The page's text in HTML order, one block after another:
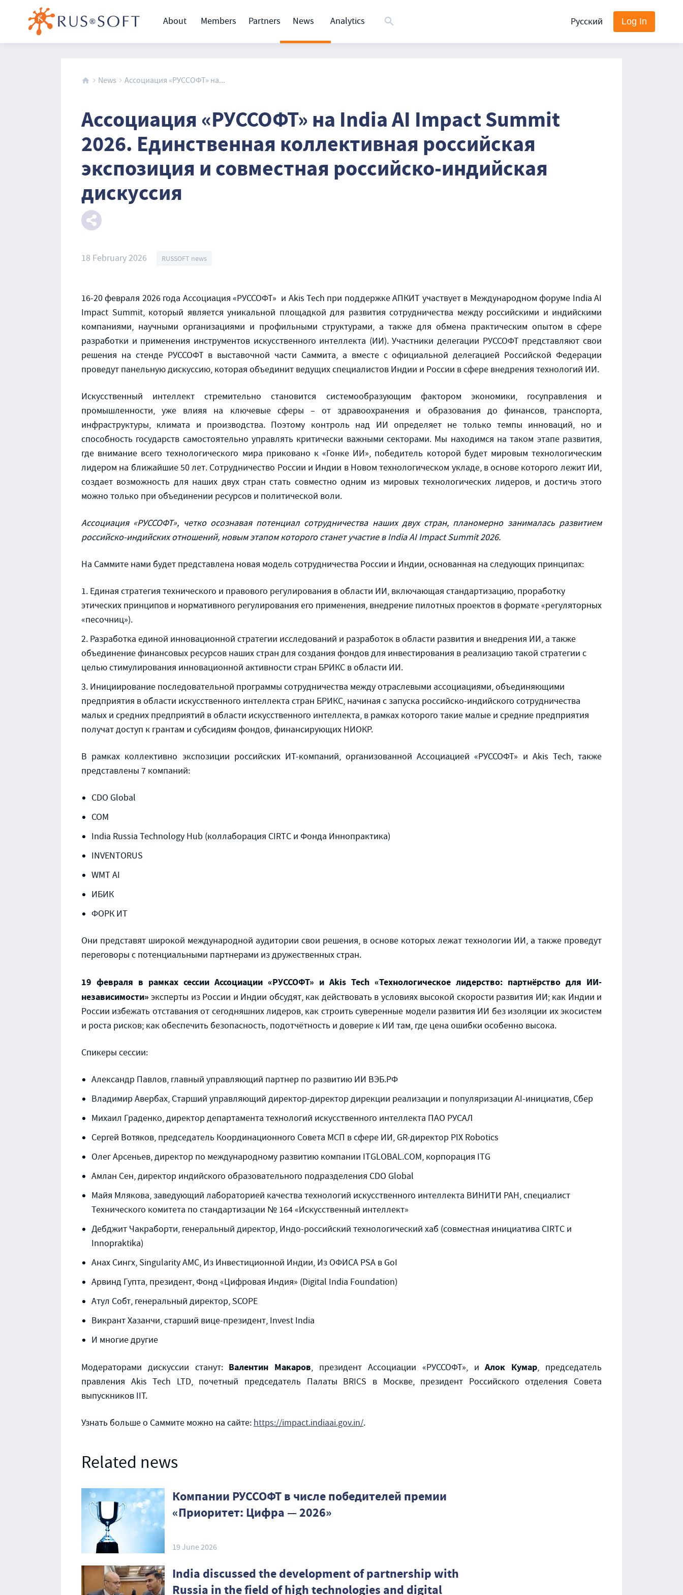
About Members Partners News Analytics Русский Log In
News Ассоциация «РУССОФТ» на...
Ассоциация «РУССОФТ» на India AI Impact Summit
2026. Единственная коллективная российская
экспозиция и совместная российско-индийская
дискуссия
18 February 2026 RUSSOFT news
16-20 февраля 2026 года Ассоциация «РУССОФТ» и Akis Tech при поддержке АПКИТ участвует в Международном форуме India AI
Impact Summit, который является уникальной площадкой для развития сотрудничества между российскими и индийскими
компаниями, научными организациями и профильными структурами, а также для обмена практическим опытом в сфере
разработки и применения инструментов искусственного интеллекта (ИИ). Участники делегации РУССОФТ представляют свои
решения на стенде РУССОФТ в выставочной части Саммита, а вместе с официальной делегацией Российской Федерации
проведут панельную дискуссию, которая объединит ведущих специалистов Индии и России в сфере внедрения технологий ИИ.
Искусственный интеллект стремительно становится системообразующим фактором экономики, госуправления и
промышленности, уже влияя на ключевые сферы – от здравоохранения и образования до финансов, транспорта,
инфраструктуры, климата и производства. Поэтому контроль над ИИ определяет не только темпы инноваций, но и
способность государств самостоятельно управлять критически важными секторами. Мы находимся на таком этапе развития,
где внимание всего технологического мира приковано к «Гонке ИИ», победитель которой будет мировым технологическим
лидером на ближайшие 50 лет. Сотрудничество России и Индии в Новом технологическом укладе, в основе которого лежит ИИ,
создает возможность для наших двух стран стать совместно одним из мировых технологических лидеров, и достичь этого
можно только при объединении ресурсов и политической воли.
Ассоциация «РУССОФТ», четко осознавая потенциал сотрудничества наших двух стран, планомерно занималась развитием
российско-индийских отношений, новым этапом которого станет участие в India AI Impact Summit 2026.
На Саммите нами будет представлена новая модель сотрудничества России и Индии, основанная на следующих принципах:
Единая стратегия технического и правового регулирования в области ИИ, включающая стандартизацию, проработку
этических принципов и нормативного регулирования его применения, внедрение пилотных проектов в формате «регуляторных
«песочниц»).
Разработка единой инновационной стратегии исследований и разработок в области развития и внедрения ИИ, а также
объединение финансовых ресурсов наших стран для создания фондов для инвестирования в реализацию такой стратегии с
целью стимулирования инновационной активности стран БРИКС в области ИИ.
Инициирование последовательной программы сотрудничества между отраслевыми ассоциациями, объединяющими
предприятия в области искусственного интеллекта стран БРИКС, начиная с запуска российско-индийского сотрудничества
малых и средних предприятий в области искусственного интеллекта, в рамках которого такие малые и средние предприятия
получат доступ к грантам и субсидиям фондов, финансирующих НИОКР.
В рамках коллективно экспозиции российских ИТ-компаний, организованной Ассоциацией «РУССОФТ» и Akis Tech, также
представлены 7 компаний:
CDO Global
COM
India Russia Technology Hub (коллаборация CIRTC и Фонда Иннопрактика)
INVENTORUS
WMT AI
ИБИК
ФОРК ИТ
Они представят широкой международной аудитории свои решения, в основе которых лежат технологии ИИ, а также проведут
переговоры с потенциальными партнерами из дружественных стран.
19 февраля в рамках сессии Ассоциации «РУССОФТ» и Akis Tech «Технологическое лидерство: партнёрство для ИИ-
независимости»эксперты из России и Индии обсудят, как действовать в условиях высокой скорости развития ИИ; как Индии и
России избежать отставания от сегодняшних лидеров, как строить суверенные модели развития ИИ без изоляции их экосистем
и роста рисков; как обеспечить безопасность, подотчётность и доверие к ИИ там, где цена ошибки особенно высока.
Спикеры сессии:
Александр Павлов, главный управляющий партнер по развитию ИИ ВЭБ.РФ
Владимир Авербах, Старший управляющий директор-директор дирекции реализации и популяризации AI-инициатив, Сбер
Михаил Граденко, директор департамента технологий искусственного интеллекта ПАО РУСАЛ
Сергей Вотяков, председатель Координационного Совета МСП в сфере ИИ, GR-директор PIX Robotics
Олег Арсеньев, директор по международному развитию компании ITGLOBAL.СOM, корпорация ITG
Амлан Сен, директор индийского образовательного подразделения CDO Global
Майя Млякова, заведующий лабораторией качества технологий искусственного интеллекта ВИНИТИ РАН, специалист
Технического комитета по стандартизации № 164 «Искусственный интеллект»
Дебджит Чакраборти, генеральный директор, Индо-российский технологический хаб (совместная инициатива CIRTC и
Innopraktika)
Анах Сингх, Singularity AMC, Из Инвестиционной Индии, Из ОФИСА PSA в GoI
Арвинд Гупта, президент, Фонд «Цифровая Индия» (Digital India Foundation)
Атул Собт, генеральный директор, SCOPE
Викрант Хазанчи, старший вице-президент, Invest India
И многие другие
Модераторами дискуссии станут: Валентин Макаров, президент Ассоциации «РУССОФТ», иАлок Кумар, председатель
правления Akis Tech LTD, почетный председатель Палаты BRICS в Москве, президент Российского отделения Совета
выпускников IIT.
Узнать больше о Саммите можно на сайте: https://impact.indiaai.gov.in/.
Related news
Компании РУССОФТ в числе победителей премии
«Приоритет: Цифра — 2026»
19 June 2026
India discussed the development of partnership with
Russia in the field of high technologies and digital